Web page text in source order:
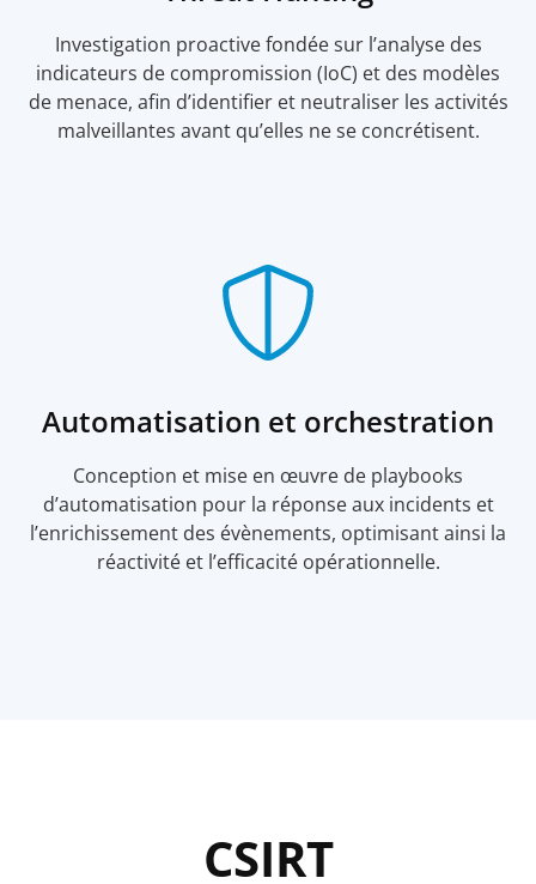
Investigation proactive fondée sur l’analyse des
indicateurs de compromission (IoC) et des modèles
de menace, afin d’identifier et neutraliser les activités
malveillantes avant qu’elles ne se concrétisent.
Automatisation et orchestration
Conception et mise en œuvre de playbooks
d’automatisation pour la réponse aux incidents et
l’enrichissement des évènements, optimisant ainsi la
réactivité et l’efficacité opérationnelle.
CSIRT